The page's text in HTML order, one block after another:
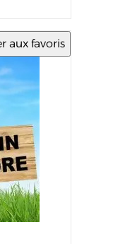
aux favoris